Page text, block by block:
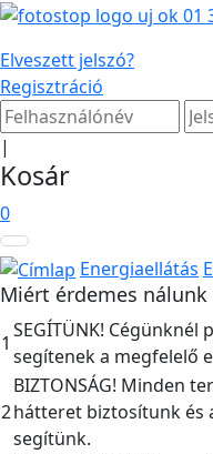
Elveszett jelszó?
Regisztráció
|
Kosár
0
Energiaellátás
Miért érdemes nálunk
1
SEGÍTÜNK!
segítenek a megfelelő
2
BIZTONSÁG! Minden
hátteret biztosítunk és
segítünk.